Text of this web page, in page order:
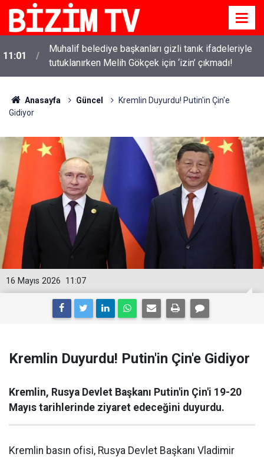
11:01
Muhalif belediye başkanları gizli tanık ifadeleriyle
tutuklanırken Melih Gökçek için ‘izin’ çıkmadı!
Anasayfa Güncel
Kremlin Duyurdu! Putin'in Çin'e
Gidiyor
11:07
16 Mayıs 2026
Kremlin Duyurdu! Putin'in Çin'e Gidiyor
Kremlin, Rusya Devlet Başkanı Putin'in Çin'i 19-20
Mayıs tarihlerinde ziyaret edeceğini duyurdu.
Kremlin basın ofisi, Rusya Devlet Başkanı Vladimir